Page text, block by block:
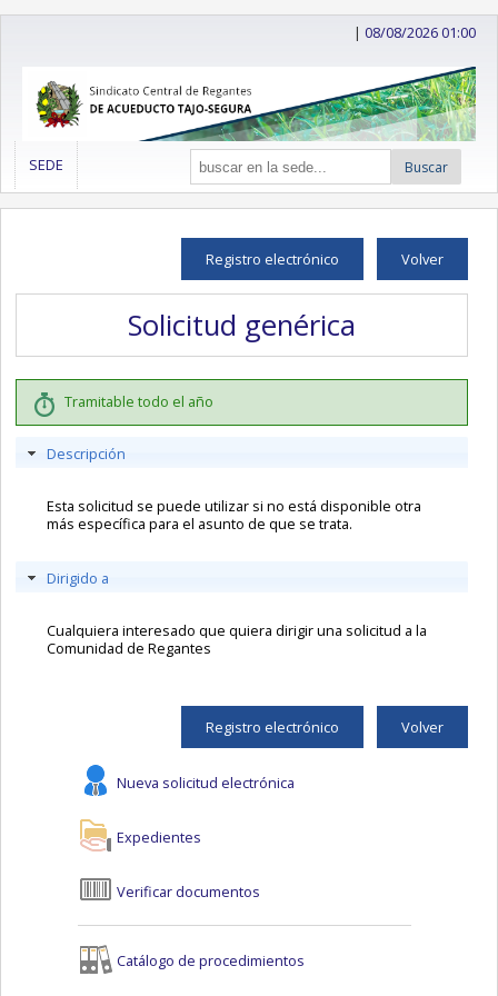
|08/08/2026 01:00
SEDE Buscar
Volver
Registro electrónico
Solicitud genérica
Tramitable todo el año
Descripción
Esta solicitud se puede utilizar si no está disponible otra
más específica para el asunto de que se trata.
Dirigido a
Cualquiera interesado que quiera dirigir una solicitud a la
Comunidad de Regantes
Volver
Registro electrónico
Nueva solicitud electrónica
Expedientes
Verificar documentos
Catálogo de procedimientos